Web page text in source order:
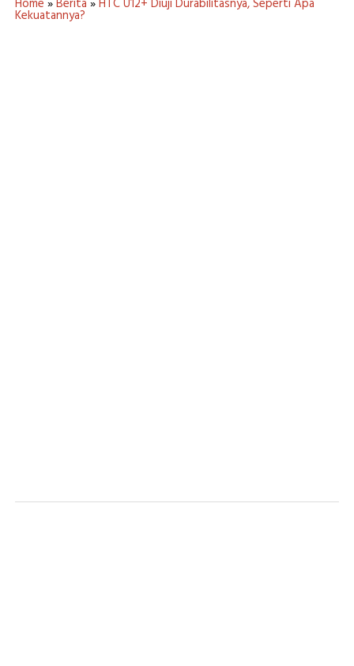
Home »Berita »HTC U12+ Diuji Durabilitasnya, Seperti Apa
Kekuatannya?